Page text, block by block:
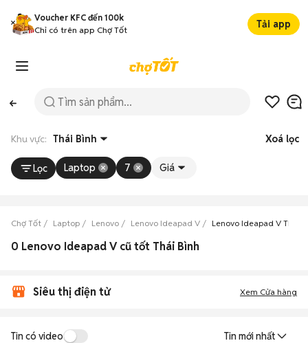
Voucher KFC đến 100k
Chỉ có trên app Chợ Tốt
Tải app
Khu vực: Thái Bình Xoá lọc
Lọc Laptop 7 Giá
Chợ Tốt Laptop Lenovo Lenovo Ideapad V Lenovo Ideapad V Thái
0 Lenovo Ideapad V cũ tốt Thái Bình
Siêu thị điện tử Xem Cửa hàng
Tin có video Tin mới nhất